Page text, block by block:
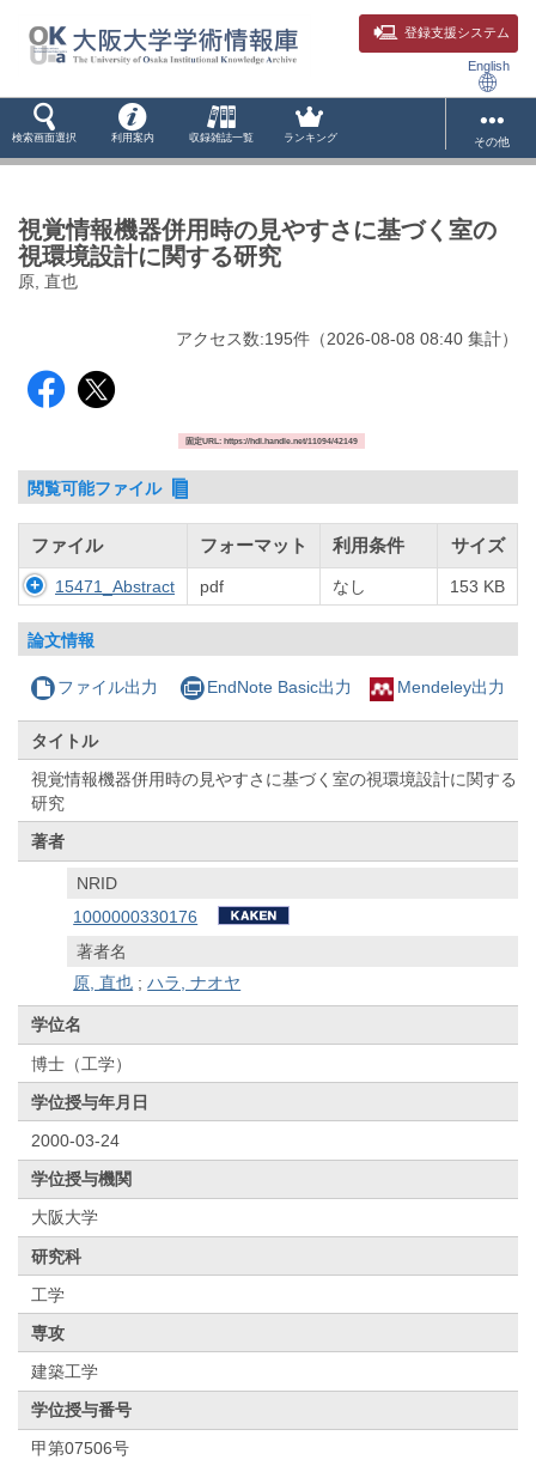
登録支援システム
English
検索画面選択 利用案内 収録雑誌一覧 ランキング その他
視覚情報機器併用時の見やすさに基づく室の
視環境設計に関する研究
原, 直也
アクセス数:195件 （2026-08-08 08:40 集計）
固定URL: https://hdl.handle.net/11094/42149
閲覧可能ファイル
ファイル フォーマット 利用条件 サイズ
15471_Abstract pdf なし 153 KB
論文情報
ファイル出力 EndNote Basic出力 Mendeley出力
タイトル
視覚情報機器併用時の見やすさに基づく室の視環境設計に関する
研究
著者
NRID
1000000330176
著者名
原, 直也 ;ハラ, ナオヤ
学位名
博士（工学）
学位授与年月日
2000-03-24
学位授与機関
大阪大学
研究科
工学
専攻
建築工学
学位授与番号
甲第07506号